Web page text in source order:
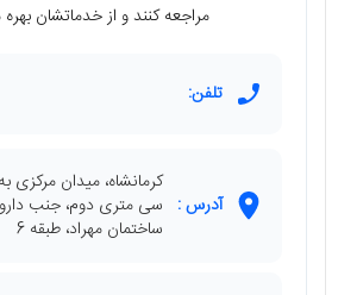
مراجعه کنند و از خدماتشان
تلفن:
آدرس :
کرمانشاه، میدان مرکزی
سی متری دوم، جنب
ساختمان مهراد، طبقه 6